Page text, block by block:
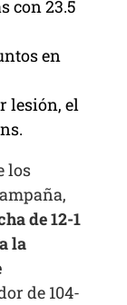
con 23.5
en
lesión, el
los
de 12-1
la
de 104-